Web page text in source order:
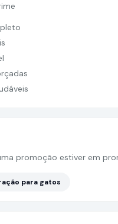
promoção estiver em
para gatos